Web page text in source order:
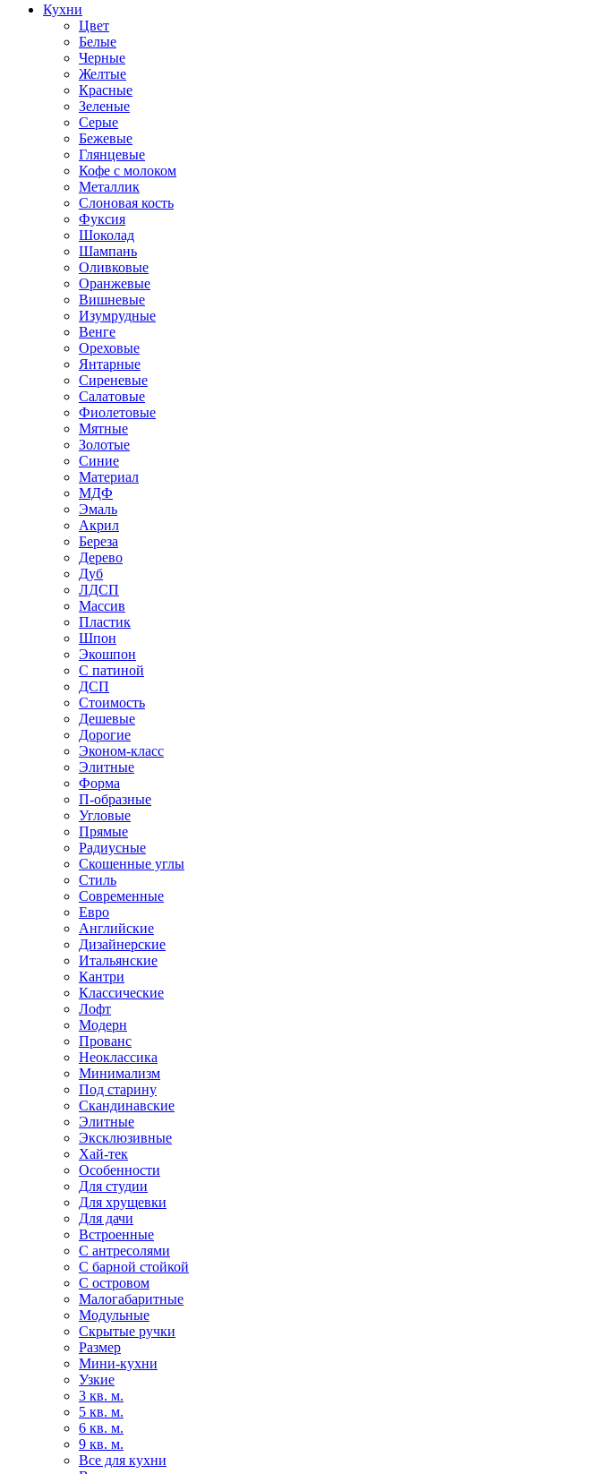
Кухни
Цвет
Белые
Черные
Желтые
Красные
Зеленые
Серые
Бежевые
Глянцевые
Кофе с молоком
Металлик
Слоновая кость
Фуксия
Шоколад
Шампань
Оливковые
Оранжевые
Вишневые
Изумрудные
Венге
Ореховые
Янтарные
Сиреневые
Салатовые
Фиолетовые
Мятные
Золотые
Синие
Материал
МДФ
Эмаль
Акрил
Береза
Дерево
Дуб
ЛДСП
Массив
Пластик
Шпон
Экошпон
С патиной
ДСП
Стоимость
Дешевые
Дорогие
Эконом-класс
Элитные
Форма
П-образные
Угловые
Прямые
Радиусные
Скошенные углы
Стиль
Современные
Евро
Английские
Дизайнерские
Итальянские
Кантри
Классические
Лофт
Модерн
Прованс
Неоклассика
Минимализм
Под старину
Скандинавские
Элитные
Эксклюзивные
Хай-тек
Особенности
Для студии
Для хрущевки
Для дачи
Встроенные
С антресолями
С барной стойкой
С островом
Малогабаритные
Модульные
Скрытые ручки
Размер
Мини-кухни
Узкие
3 кв. м.
5 кв. м.
6 кв. м.
9 кв. м.
Все для кухни